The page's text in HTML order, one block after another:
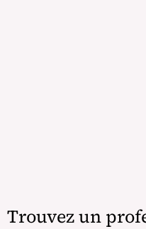
Trouvez un